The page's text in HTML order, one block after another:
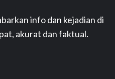
info dan kejadian di
akurat dan faktual.